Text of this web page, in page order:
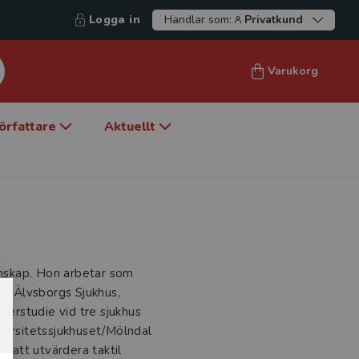
Logga in Handlar som: Privatkund
Varukorg
Aktuellt
Hon arbetar som
Älvsborgs Sjukhus,
vid tre sjukhus
Mölndal
att utvärdera taktil